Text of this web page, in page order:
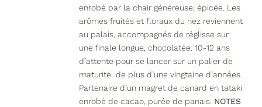
enrobé par la chair généreuse, épicée. Les
arômes fruités et floraux du nez reviennent
au palais, accompagnés de réglisse sur
une finale longue, chocolatée. 10-12 ans
d’attente pour se lancer sur un palier de
maturité de plus d’une vingtaine d’années.
Partenaire d’un magret de canard en tataki
enrobé de cacao, purée de panais. NOTES